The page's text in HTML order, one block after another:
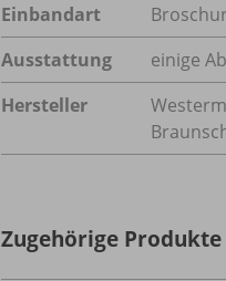
Einbandart
Broschur
Ausstattung
einige
Hersteller
Zugehörige Produkte